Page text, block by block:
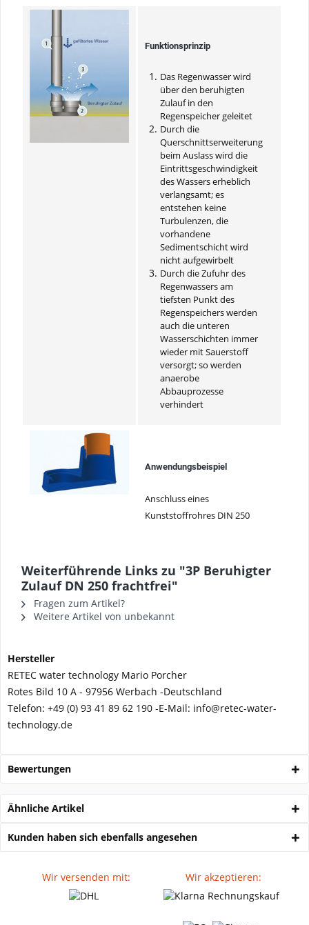
Funktionsprinzip
Das Regenwasser wird
über den beruhigten
Zulauf in den
Regenspeicher geleitet
Durch die
Querschnittserweiterung
beim Auslass wird die
Eintrittsgeschwindigkeit
des Wassers erheblich
verlangsamt; es
entstehen keine
Turbulenzen, die
vorhandene
Sedimentschicht wird
nicht aufgewirbelt
Durch die Zufuhr des
Regenwassers am
tiefsten Punkt des
Regenspeichers werden
auch die unteren
Wasserschichten immer
wieder mit Sauerstoff
versorgt; so werden
anaerobe
Abbauprozesse
verhindert
Anwendungsbeispiel
Anschluss eines
Kunststoffrohres DIN 250
Weiterführende Links zu "3P Beruhigter
Zulauf DN 250 frachtfrei"
Fragen zum Artikel?
Weitere Artikel von unbekannt
Hersteller
RETEC water technology Mario Porcher
Rotes Bild 10 A - 97956 Werbach -Deutschland
Telefon: +49 (0) 93 41 89 62 190 -E-Mail: info@retec-water-
technology.de
Bewertungen
Ähnliche Artikel
Kunden haben sich ebenfalls angesehen
Wir versenden mit: Wir akzeptieren: